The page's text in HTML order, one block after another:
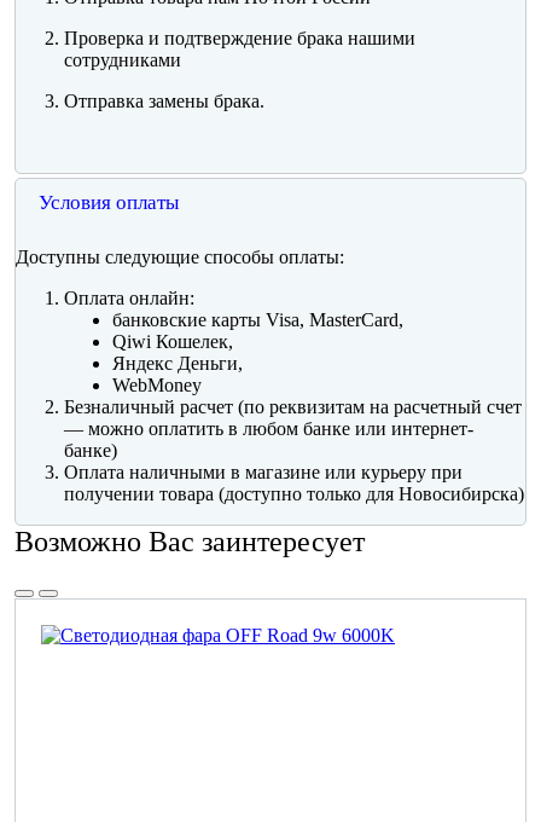
Проверка и подтверждение брака нашими
сотрудниками
Отправка замены брака.
Условия оплаты
Доступны следующие способы оплаты:
Оплата онлайн:
банковские карты Visa, MasterCard,
Qiwi Кошелек,
Яндекс Деньги,
WebMoney
Безналичный расчет (по реквизитам на расчетный счет
— можно оплатить в любом банке или интернет-
банке)
Оплата наличными в магазине или курьеру при
получении товара (доступно только для Новосибирска)
Возможно Вас заинтересует